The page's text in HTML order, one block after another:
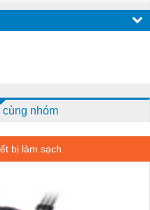
cùng nhóm
bị làm sạch